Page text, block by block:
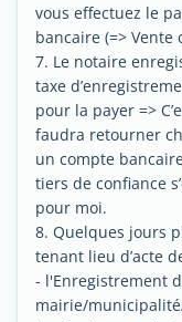
vous effectuez le
bancaire (=>
7. Le notaire
taxe
pour la payer =>
faudra retourner
un compte
tiers de confiance
pour moi.
8. Quelques jours
tenant lieu d’acte
- l'Enregistrement
mairie/